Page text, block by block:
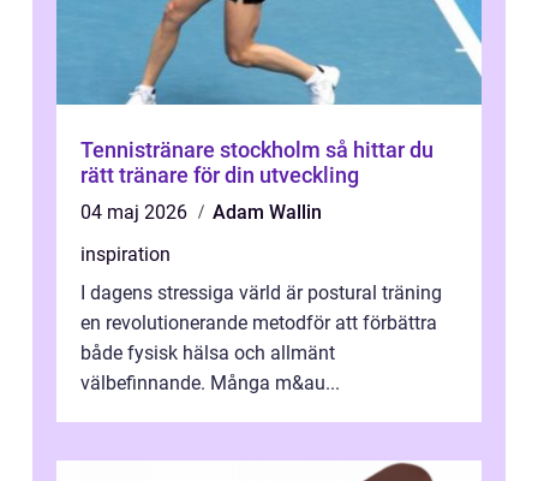
Tennistränare stockholm så hittar du
rätt tränare för din utveckling
04 maj 2026
Adam Wallin
inspiration
I dagens stressiga värld är postural träning
en revolutionerande metodför att förbättra
både fysisk hälsa och allmänt
välbefinnande. Många m&au...